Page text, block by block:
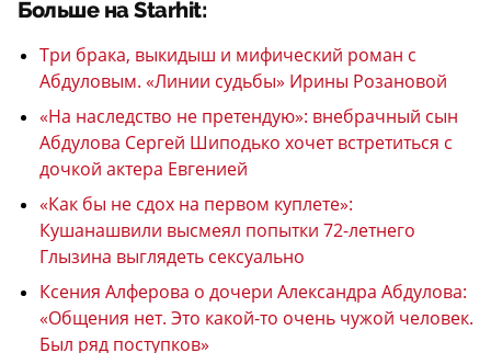
Больше на Starhit:
Три брака, выкидыш и мифический роман с
Абдуловым. «Линии судьбы» Ирины Розановой
«На наследство не претендую»: внебрачный сын
Абдулова Сергей Шиподько хочет встретиться с
дочкой актера Евгенией
«Как бы не сдох на первом куплете»:
Кушанашвили высмеял попытки 72-летнего
Глызина выглядеть сексуально
Ксения Алферова о дочери Александра Абдулова:
«Общения нет. Это какой-то очень чужой человек.
Был ряд поступков»